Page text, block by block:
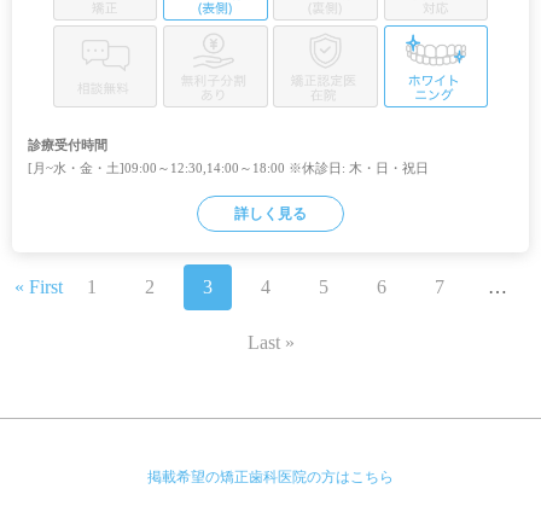
診療受付時間
[月~水・金・土]09:00～12:30,14:00～18:00 ※休診日: 木・日・祝日
詳しく見る
« First 1 2 3 4 5 6 7 …
Last »
掲載希望の矯正歯科医院の方はこちら